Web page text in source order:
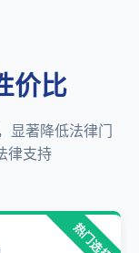
价比
显著降低法律门
律支持
热门选择